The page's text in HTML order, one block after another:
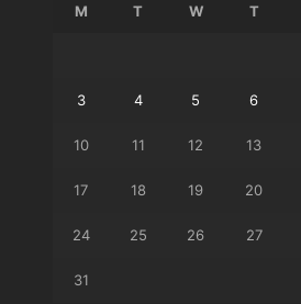
M T W T
3 4 5 6
10 11 12 13
17 18 19 20
24 25 26 27
31